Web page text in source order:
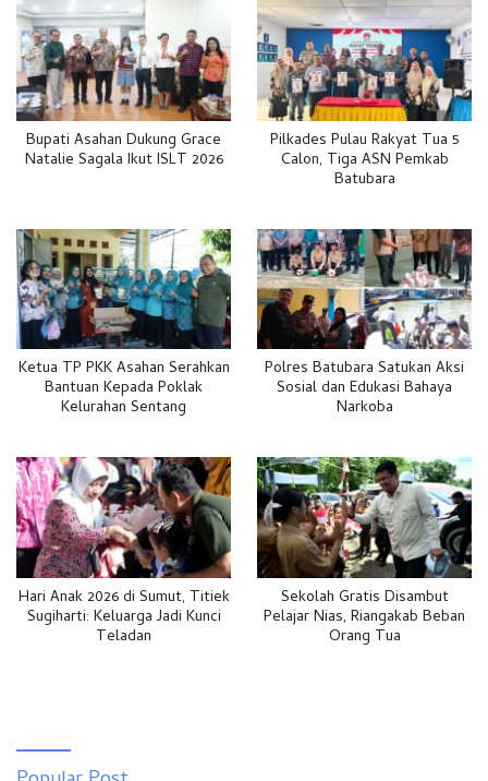
Bupati Asahan Dukung Grace
Natalie Sagala Ikut ISLT 2026
Pilkades Pulau Rakyat Tua 5
Calon, Tiga ASN Pemkab
Batubara
Ketua TP PKK Asahan Serahkan
Bantuan Kepada Poklak
Kelurahan Sentang
Polres Batubara Satukan Aksi
Sosial dan Edukasi Bahaya
Narkoba
Hari Anak 2026 di Sumut, Titiek
Sugiharti: Keluarga Jadi Kunci
Teladan
Sekolah Gratis Disambut
Pelajar Nias, Riangakab Beban
Orang Tua